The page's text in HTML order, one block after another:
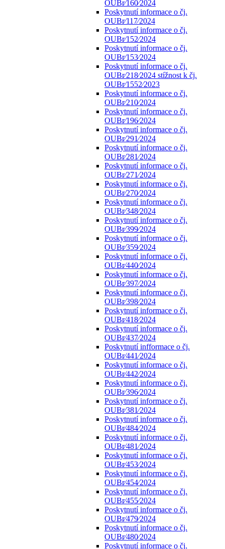
OUBr⁄160⁄2024
Poskytnutí informace o čj.
OUBr⁄117⁄2024
Poskytnutí informace o čj.
OUBr⁄152⁄2024
Poskytnutí informace o čj.
OUBr⁄153⁄2024
Poskytnutí informace o čj.
OUBr⁄218⁄2024 stížnost k čj.
OUBr⁄1552⁄2023
Poskytnutí informace o čj.
OUBr⁄210⁄2024
Poskytnutí informace o čj.
OUBr⁄196⁄2024
Poskytnutí informace o čj.
OUBr⁄291⁄2024
Poskytnutí informace o čj.
OUBr⁄281⁄2024
Poskytnutí informace o čj.
OUBr⁄271⁄2024
Poskytnutí informace o čj.
OUBr⁄270⁄2024
Poskytnutí informace o čj.
OUBr⁄348⁄2024
Poskytnutí informace o čj.
OUBr⁄399⁄2024
Poskytnutí informace o čj.
OUBr⁄359⁄2024
Poskytnutí informace o čj.
OUBr⁄440⁄2024
Poskytnutí informace o čj.
OUBr⁄397⁄2024
Poskytnutí informace o čj.
OUBr⁄398⁄2024
Poskytnutí informace o čj.
OUBr⁄418⁄2024
Poskytnutí informace o čj.
OUBr⁄437⁄2024
Poskytnutí infformace o čj.
OUBr⁄441⁄2024
Poskytnutí informace o čj.
OUBr⁄442⁄2024
Poskytnutí informace o čj.
OUBr⁄396⁄2024
Poskytnutí informace o čj.
OUBr⁄381⁄2024
Poskytnutí informace o čj.
OUBr⁄484⁄2024
Poskytnutí informace o čj.
OUBr⁄481⁄2024
Poskytnutí informace o čj.
OUBr⁄453⁄2024
Poskytnutí informace o čj.
OUBr⁄454⁄2024
Poskytnutí informace o čj.
OUBr⁄455⁄2024
Poskytnutí informace o čj.
OUBr⁄479⁄2024
Poskytnutí informace o čj.
OUBr⁄480⁄2024
Poskytnutí informace o čj.